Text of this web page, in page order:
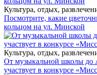
Культура, отдых,
Посмотрите, какие
кольцом на ул. Минской
Культура, отдых,
От музыкальной школы до
участвует в конкурсе